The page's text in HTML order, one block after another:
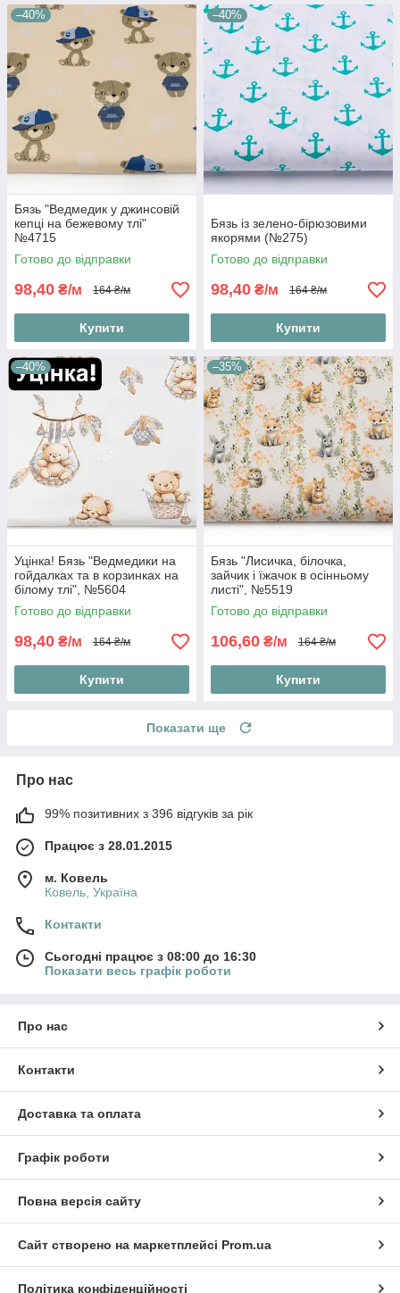
–40%
Бязь "Ведмедик у джинсовій
кепці на бежевому тлі"
№4715
Готово до відправки
98,40 ₴/м 164 ₴/м
Купити
–40%
Бязь із зелено-бірюзовими
якорями (№275)
Готово до відправки
98,40 ₴/м 164 ₴/м
Купити
–40%
Уцінка! Бязь "Ведмедики на
гойдалках та в корзинках на
білому тлі", №5604
Готово до відправки
98,40 ₴/м 164 ₴/м
Купити
–35%
Бязь "Лисичка, білочка,
зайчик і їжачок в осінньому
листі", №5519
Готово до відправки
106,60 ₴/м 164 ₴/м
Купити
Показати ще
Про нас
99% позитивних з 396 відгуків за рік
Працює з 28.01.2015
м. Ковель
Ковель, Україна
Контакти
Сьогодні працює з 08:00 до 16:30
Показати весь графік роботи
Про нас
Контакти
Доставка та оплата
Графік роботи
Повна версія сайту
Сайт створено на маркетплейсі Prom.ua
Політика конфіденційності